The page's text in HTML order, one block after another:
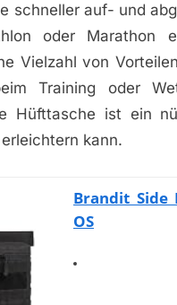
schneller auf- und
oder Marathon
Vielzahl von
Training oder
Hüfttasche ist ein
kann.
Brandit Side
OS